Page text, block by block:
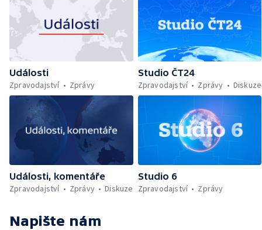
Události
Zpravodajství
Zprávy
Studio ČT24
Zpravodajství
Zprávy Diskuze
Události, komentáře
Zpravodajství
Zprávy Diskuze
Studio 6
Zpravodajství
Zprávy
Napište nám